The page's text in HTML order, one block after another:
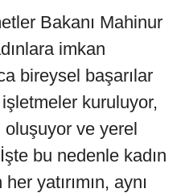
Bakanı Mahinur
imkan
bireysel başarılar
kuruluyor,
oluşuyor ve yerel
bu nedenle kadın
yatırımın, aynı